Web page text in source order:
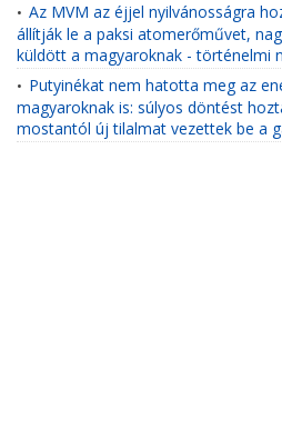
• Az MVM az éjjel nyilvánosságra
állítják le a paksi atomerőművet,
küldött a magyaroknak - történelmi
• Putyinékat nem hatotta meg az
magyaroknak is: súlyos döntést
mostantól új tilalmat vezettek be a